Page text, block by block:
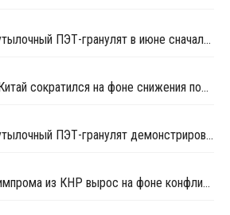
Цены на китайский бутылочный ПЭТ-гранулят в июне сначала выросли, а затем резко снизились
В мае импорт МЭГ в Китай сократился на фоне снижения поставок из Саудовской Аравии
Цены на китайский бутылочный ПЭТ-гранулят демонстрировали высокую волатильность
Экспорт продукции химпрома из КНР вырос на фоне конфликта на Ближнем Востоке